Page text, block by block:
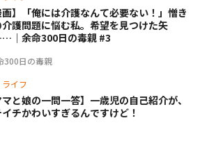
300日の毒親
画】「俺には介護なんて必要ない！」憎き
護問題に悩む私。希望を見つけた矢
｜余命300日の毒親 #3
ライフ
マと娘の一問一答】一歳児の自己紹介が、
チかわいすぎるんですけど！